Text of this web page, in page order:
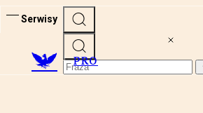
Serwisy
PRO